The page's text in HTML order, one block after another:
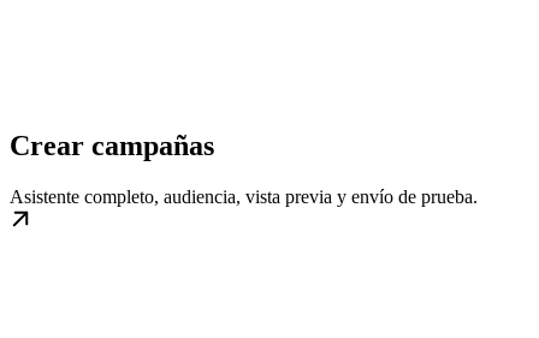
Crear campañas
Asistente completo, audiencia, vista previa y envío de prueba.